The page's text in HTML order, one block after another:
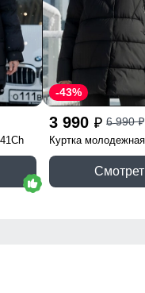
3 990 p 6 990p
-43%
Куртка